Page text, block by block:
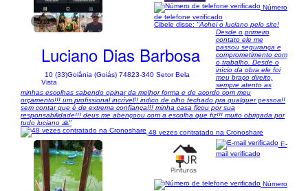
1/11
Luciano Dias Barbosa
10 (33)Goiânia (Goiás) 74823-340 Setor Bela
Vista
Número
de telefone verificado
Cibele disse: "Achei o luciano pelo site!
Desde o primeiro
contato ele me
passou segurança e
comprometimento com
o trabalho. Desde o
início da obra ele foi
meu braço direito,
sempre atento as
minhas escolhas sabendo opinar da melhor forma e de acordo com meu
orçamento!!! um profissional incrível!! indico de olho fechado pra qualquer pessoa!!
sem contar que é de extrema confiança!!! minha casa ficou por sua
responsabilidade!!! deus me abençoou com a escolha que fiz!!! muito obrigada por
tudo luciano 🙏"
48 vezes contratado na Cronoshare
E-
mail verificado
Número